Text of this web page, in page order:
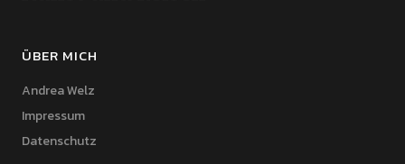
ÜBER MICH
Andrea Welz
Impressum
Datenschutz